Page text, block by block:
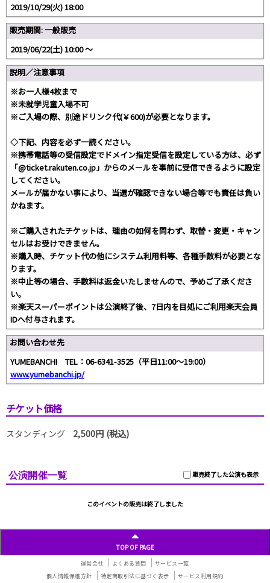
2019/10/29(火) 18:00
販売期間: 一般販売
2019/06/22(土) 10:00 〜
説明／注意事項
※お一人様4枚まで
※未就学児童入場不可
※ご入場の際、別途ドリンク代(￥600)が必要となります。
◇下記、内容を必ず一読ください。
※携帯電話等の受信設定でドメイン指定受信を設定している方は、必ず
「@ticket.rakuten.co.jp」からのメールを事前に受信できるように設定
してください。
メールが届かない事により、当選が確認できない場合等でも責任は負い
かねます。
※ご購入されたチケットは、理由の如何を問わず、取替・変更・キャン
セルはお受けできません。
※購入時、チケット代の他にシステム利用料等、各種手数料が必要とな
ります。
※中止等の場合、手数料は返金いたしませんので、予めご了承くださ
い。
※楽天スーパーポイントは公演終了後、7日内を目処にご利用楽天会員
IDへ付与されます。
お問い合わせ先
YUMEBANCHI TEL：06-6341-3525（平日11:00～19:00）
www.yumebanchi.jp/
チケット価格
スタンディング 2,500円 (税込)
販売終了した公演も表示
公演開催一覧
このイベントの販売は終了しました
TOP OF PAGE
運営会社 よくある質問
サービス一覧
個人情報保護方針
特定商取引法に基づく表示 サービス利用規約